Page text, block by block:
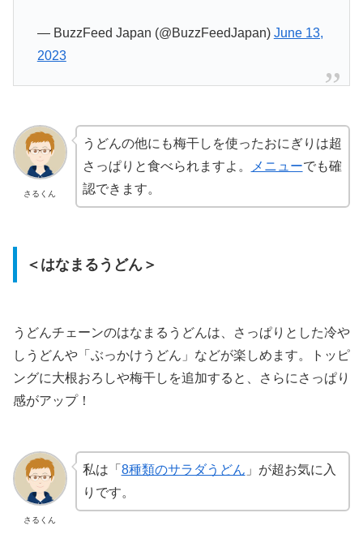
— BuzzFeed Japan (@BuzzFeedJapan) June 13,
2023
さるくん
うどんの他にも梅干しを使ったおにぎりは超
さっぱりと食べられますよ。
メニューでも確
認できます。
＜はなまるうどん＞
うどんチェーンのはなまるうどんは、さっぱりとした冷や
しうどんや「ぶっかけうどん」などが楽しめます。トッピ
ングに大根おろしや梅干しを追加すると、さらにさっぱり
感がアップ！
さるくん
私は「 8種類のサラダうどん 」が超お気に入
りです。